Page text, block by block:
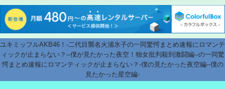
ユキミッフルAKB46！-二代目襲名火浦氷子の一同驚愕まとめ速報にロマンテ
ィックが止まらない？--僕が見たかった夜空！独女批判殺到激闘編--の一同驚
愕まとめ速報にロマンティックが止まらない？-僕の見たかった夜空編--僕の
見たかった星空編-